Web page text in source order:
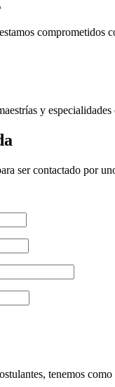
comprometidos
y especialidades
ser contactado por
tenemos